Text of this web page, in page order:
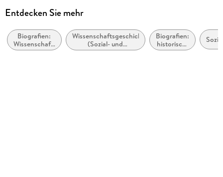
Verlag/Hersteller
Produktart
kartoniert
Entdecken Sie mehr
Biografien:
Wissenschaft,
Technologie
Wissenschaftsgeschichte
(Sozial- und
Geisteswissenschaften)
Biografien:
historisch,
politisch,